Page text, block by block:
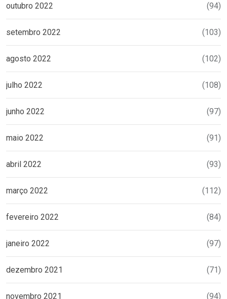
outubro 2022 (94)
setembro 2022 (103)
agosto 2022 (102)
julho 2022 (108)
junho 2022 (97)
maio 2022 (91)
abril 2022 (93)
março 2022 (112)
fevereiro 2022 (84)
janeiro 2022 (97)
dezembro 2021 (71)
novembro 2021 (94)